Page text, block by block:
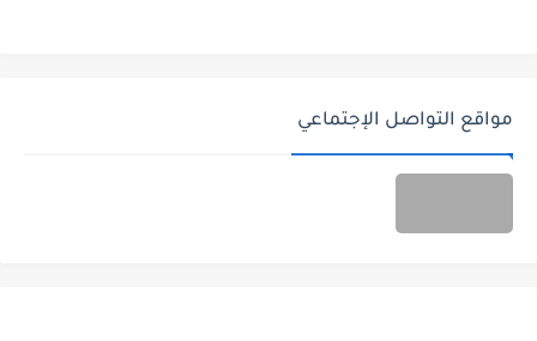
مواقع التواصل الإجتماعي